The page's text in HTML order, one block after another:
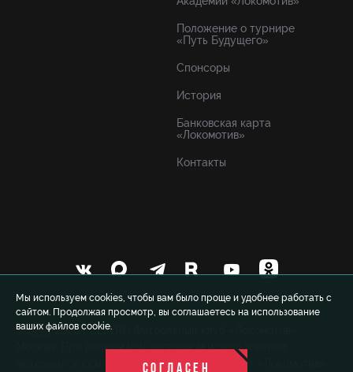
Мы используем cookies, чтобы вам было проще и удобнее работать с
сайтом. Продолжая просмотр, вы соглашаетесь на использование
ваших файлов cookie.
Положение о турнире
«Путь Будущего»
Спонсоры
История
Банковская карта
«Локомотив»
Контакты
© 1999-2026 FCLM.RU Футбольный клуб «Локомотив»
Москва. При полном или частичном использовании
материалов ссылка на официальный сайт ФК «Локомотив»